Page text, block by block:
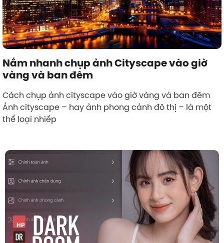
Nắm nhanh chụp ảnh Cityscape vào giờ
vàng và ban đêm
Cách chụp ảnh cityscape vào giờ vàng và ban đêm
Ảnh cityscape – hay ảnh phong cảnh đô thị – là một
thể loại nhiếp